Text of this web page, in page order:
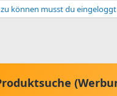
können musst du eingeloggt